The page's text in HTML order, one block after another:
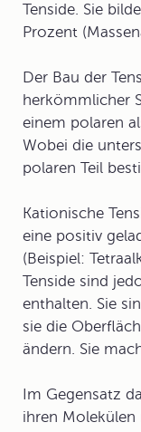
Tenside. Sie
Prozent
Der Bau der
herkömmlicher
einem polaren
Wobei die
polaren Teil
Kationische
eine positiv
(Beispiel:
Tenside sind
enthalten. Sie
sie die
ändern. Sie
Im Gegensatz
ihren Molekülen